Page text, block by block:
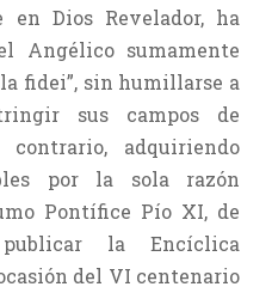
Dios Revelador, ha
Angélico sumamente
fidei”, sin humillarse a
sus campos de
adquiriendo
por la sola razón
Pontífice Pío XI, de
la Encíclica
del VI centenario